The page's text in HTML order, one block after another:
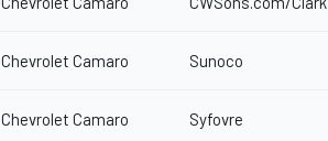
Chevrolet Camaro Sunoco
Chevrolet Camaro Syfovre